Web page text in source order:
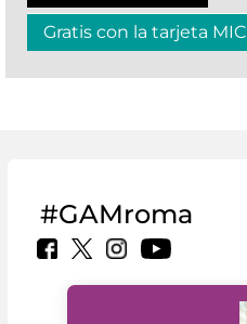
Gratis con la tarjeta MIC
#GAMroma